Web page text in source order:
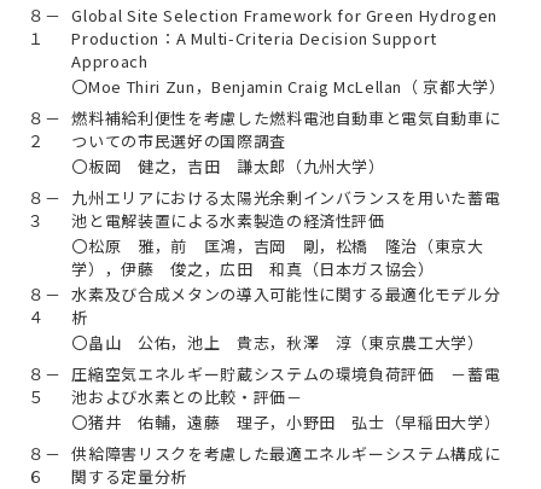
８－
１
Global Site Selection Framework for Green Hydrogen
Production：A Multi-Criteria Decision Support
Approach
〇Moe Thiri Zun，Benjamin Craig McLellan（ 京都大学）
８－
２
燃料補給利便性を考慮した燃料電池自動車と電気自動車に
ついての市民選好の国際調査
〇板岡 健之，吉田 謙太郎（九州大学）
８－
３
九州エリアにおける太陽光余剰インバランスを用いた蓄電
池と電解装置による水素製造の経済性評価
〇松原 雅，前 匡鴻，吉岡 剛，松橋 隆治（東京大
学），伊藤 俊之，広田 和真（日本ガス協会）
８－
４
水素及び合成メタンの導入可能性に関する最適化モデル分
析
〇畠山 公佑，池上 貴志，秋澤 淳（東京農工大学）
８－
５
圧縮空気エネルギー貯蔵システムの環境負荷評価 －蓄電
池および水素との比較・評価－
〇猪井 佑輔，遠藤 理子，小野田 弘士（早稲田大学）
８－
６
供給障害リスクを考慮した最適エネルギーシステム構成に
関する定量分析